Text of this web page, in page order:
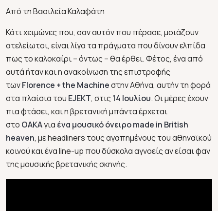
Από τη Βασιλεία Καλαφάτη
Κάτι χειμώνες που, σαν αυτόν που πέρασε, μοιάζουν
ατελείωτοι, είναι λίγα τα πράγματα που δίνουν ελπίδα
πως το καλοκαίρι – όντως – θα έρθει. Φέτος, ένα από
αυτά ήταν και η ανακοίνωση της επιστροφής
τωνFlorence +the Machineστην Αθήνα, αυτήν τη φορά
στα πλαίσια του EJEKT, στις 14 Ιουλίου. Οι μέρες έχουν
πια φτάσει, και η βρετανική μπάντα έρχεται
στο ΟΑΚΑγια ένα μουσικό όνειρο made in British
heaven, με headliners τους αγαπημένους του αθηναϊκού
κοινού και ένα line-up που δύσκολα αγνοείς αν είσαι φαν
της μουσικής βρετανικής σκηνής.